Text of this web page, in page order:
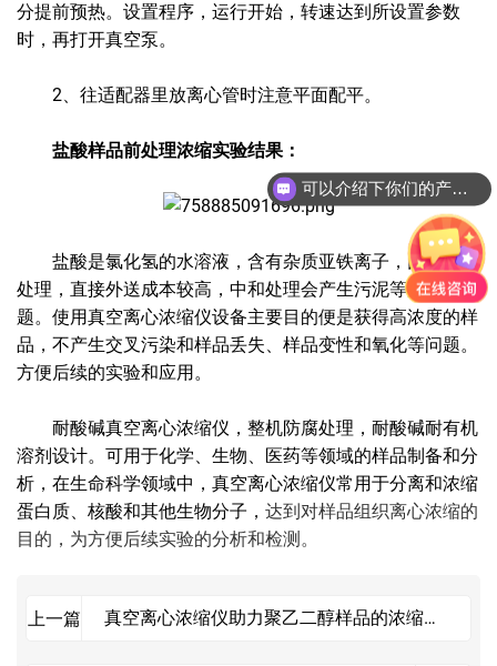
分提前预热。设置程序，运行开始，转速达到所设置参数
时，再打开真空泵。
2、往适配器里放离心管时注意平面配平。
盐酸样品前处理浓缩实验结果：
盐酸是氯化氢的水溶液，含有杂质亚铁离子，比较难以
处理，直接外送成本较高，中和处理会产生污泥等后续问
题。使用真空离心浓缩仪设备主要目的便是获得高浓度的样
品，不产生交叉污染和样品丢失、样品变性和氧化等问题。
方便后续的实验和应用。
耐酸碱真空离心浓缩仪，整机防腐处理，耐酸碱耐有机
溶剂设计。可用于化学、生物、医药等领域的样品制备和分
析，在生命科学领域中，真空离心浓缩仪常用于分离和浓缩
蛋白质、核酸和其他生物分子， 达到对样品组织离心浓缩的
目的，为方便后续实验的分析和检测。
上一篇
真空离心浓缩仪助力聚乙二醇样品的浓缩离
可以介绍下你们的产品么?